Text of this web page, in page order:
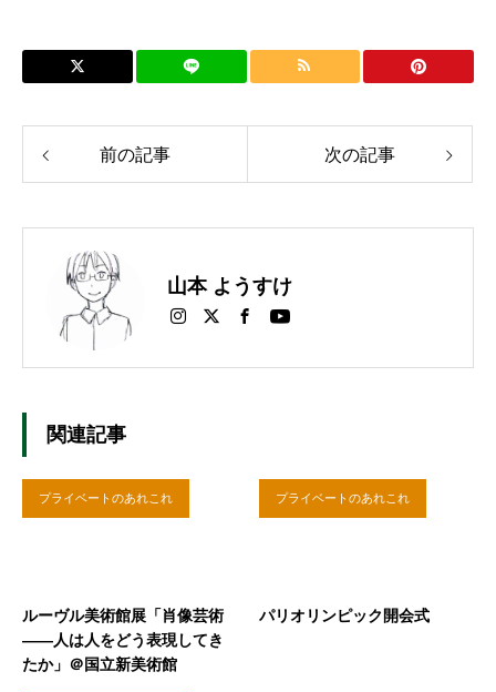
前の記事 次の記事
山本 ようすけ
関連記事
プライベートのあれこれ
ルーヴル美術館展「肖像芸術
——人は人をどう表現してき
たか」＠国立新美術館
プライベートのあれこれ
パリオリンピック開会式